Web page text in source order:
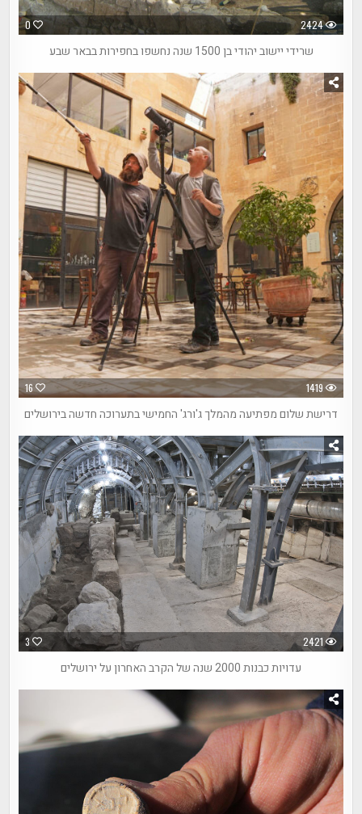
0 2424
שרידי יישוב יהודי בן 1500 שנה נחשפו בחפירות בבאר שבע
16 1419
דרישת שלום מפתיעה מהמלך ג'ורג' החמישי בתערוכה חדשה בירושלים
3 2421
עדויות כבנות 2000 שנה של הקרב האחרון על ירושלים